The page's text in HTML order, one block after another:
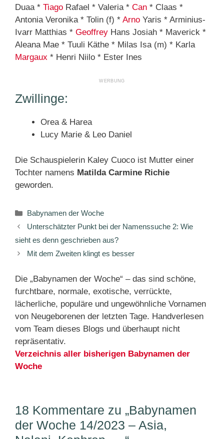
Duaa * Tiago Rafael * Valeria * Can * Claas *
Antonia Veronika * Tolin (f) * Arno Yaris * Arminius-
Ivarr Matthias * Geoffrey Hans Josiah * Maverick *
Aleana Mae * Tuuli Käthe * Milas Isa (m) * Karla
Margaux * Henri Niilo * Ester Ines
Zwillinge:
Orea & Harea
Lucy Marie & Leo Daniel
Die Schauspielerin Kaley Cuoco ist Mutter einer
Tochter namens Matilda Carmine Richie
geworden.
Kategorien
Babynamen der Woche
Unterschätzter Punkt bei der Namenssuche 2: Wie
sieht es denn geschrieben aus?
Mit dem Zweiten klingt es besser
Die „Babynamen der Woche“ – das sind schöne,
furchtbare, normale, exotische, verrückte,
lächerliche, populäre und ungewöhnliche Vornamen
von Neugeborenen der letzten Tage. Handverlesen
vom Team dieses Blogs und überhaupt nicht
repräsentativ.
Verzeichnis aller bisherigen Babynamen der
Woche
18 Kommentare zu „Babynamen
der Woche 14/2023 – Asia,